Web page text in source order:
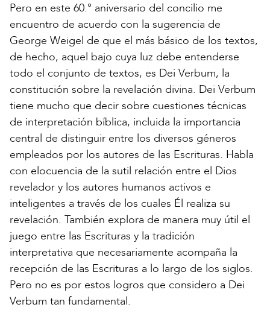
Pero en este 60.° aniversario del concilio me
encuentro de acuerdo con la sugerencia de
George Weigel de que el más básico de los textos,
de hecho, aquel bajo cuya luz debe entenderse
todo el conjunto de textos, es Dei Verbum, la
constitución sobre la revelación divina. Dei Verbum
tiene mucho que decir sobre cuestiones técnicas
de interpretación bíblica, incluida la importancia
central de distinguir entre los diversos géneros
empleados por los autores de las Escrituras. Habla
con elocuencia de la sutil relación entre el Dios
revelador y los autores humanos activos e
inteligentes a través de los cuales Él realiza su
revelación. También explora de manera muy útil el
juego entre las Escrituras y la tradición
interpretativa que necesariamente acompaña la
recepción de las Escrituras a lo largo de los siglos.
Pero no es por estos logros que considero a Dei
Verbum tan fundamental.